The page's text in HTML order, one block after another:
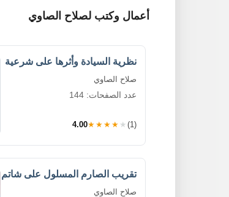
أعمال وكتب لصلاح الصاوي
نظرية السيادة وأثرها على شرعية
صلاح الصاوي
عدد الصفحات: 144
4.00★★★★★ (1)
تقريب الصارم المسلول على شاتم
صلاح الصاوي